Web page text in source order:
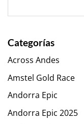
Categorías
Across Andes
Amstel Gold Race
Andorra Epic
Andorra Epic 2025